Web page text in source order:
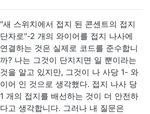
"새 스위치에서 접지 된 콘센트의 접지
단자로"-2 개의 와이어를 접지 나사에
연결하는 것은 실제로 코드를 준수합니
까? 나는 그것이 단지지면 일 뿐이라는
것을 알고 있지만, 그것이 나 사당 1- 와
이어 인 것으로 생각했다. 접지 나사 당
1 개의 접지를 배선하는 것이 더 안전하
다고 생각합니다. 그러나 내 질문은